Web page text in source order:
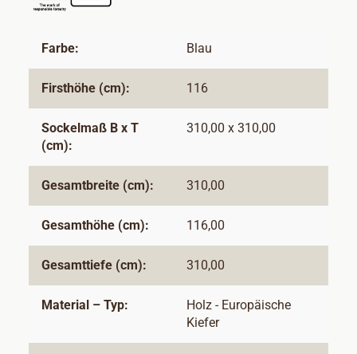
Farbe: Blau
Firsthöhe (cm): 116
Sockelmaß B x T
(cm):
310,00 x 310,00
Gesamtbreite (cm): 310,00
Gesamthöhe (cm): 116,00
Gesamttiefe (cm): 310,00
Material – Typ:
Holz - Europäische
Kiefer